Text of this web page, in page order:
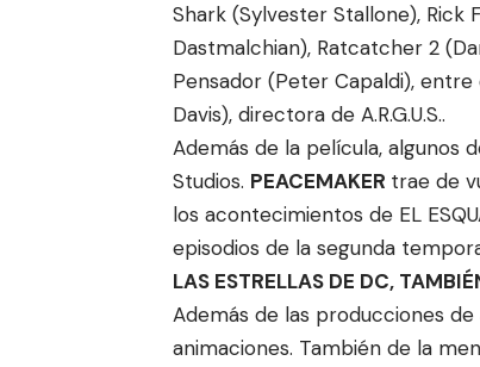
Shark (Sylvester Stallone), Rick
Dastmalchian), Ratcatcher 2
Pensador (Peter Capaldi),
Davis), directora de A.R.G.U.S..
Además de la película, algunos
Studios. PEACEMAKER trae de
los acontecimientos de EL
episodios de la segunda
LAS ESTRELLAS DE DC,
Además de las producciones
animaciones. También de la